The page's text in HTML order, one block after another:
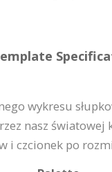
wykresu
nasz
czcionek po